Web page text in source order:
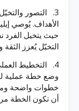
3. التصور
الأهداف. يُوصي
حيث يتخيل الفرد
التخيّل يُعزز
4. التخطيط
وضع خطة عملية
خطوات واضحة
أن تكون الخطة